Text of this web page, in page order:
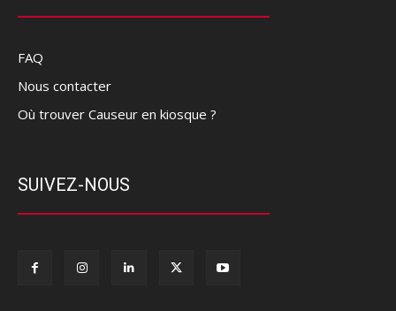
FAQ
Nous contacter
Où trouver Causeur en kiosque ?
SUIVEZ-NOUS